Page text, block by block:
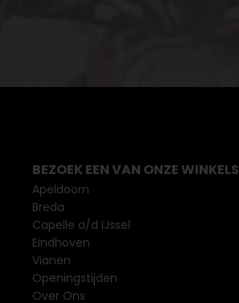
BEZOEK EEN VAN ONZE WINKELS
Apeldoorn
Breda
Capelle a/d IJssel
Eindhoven
Vianen
Openingstijden
Over Ons